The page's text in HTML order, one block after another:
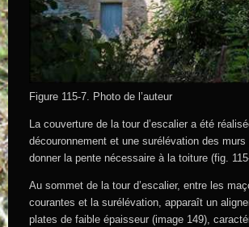
Figure 115-7. Photo de l’auteur
La couverture de la tour d’escalier a été
découronnement et une surélévation des
donner la pente nécessaire à la toiture (fig.
Au sommet de la tour d’escalier, entre les
courantes et la surélévation, apparaît un
plates de faible épaisseur (image 149),